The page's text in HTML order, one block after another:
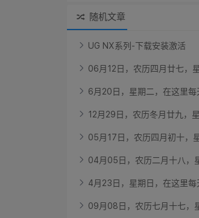
随机文章
UG NX系列 -下载安装激活
06月 1 2 日 ， 农历四 月 廿七， 星
6月 20 日 ， 星期 二 ， 在这里每
1 2月 29 日 ， 农历冬月 廿九 ， 星
05月 1 7 日 ， 农历四 月 初十，
04月 05 日 ， 农历二 月 十八 ，
4月 23 日 ， 星期 日 ， 在这里每
09月 08 日 ， 农历七月 十七，